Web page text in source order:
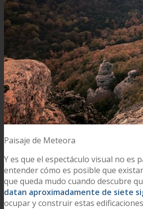
Paisaje de Meteora
Y es que el espectáculo visual no es
entender cómo es posible que
que queda mudo cuando descubre
datan aproximadamente de siete
ocupar y construir estas